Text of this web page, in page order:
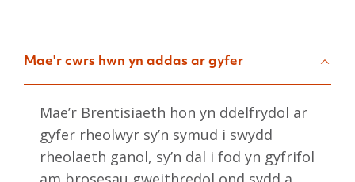
Mae'r cwrs hwn yn addas ar gyfer
Mae’r Brentisiaeth hon yn ddelfrydol ar
gyfer rheolwyr sy’n symud i swydd
rheolaeth ganol, sy’n dal i fod yn gyfrifol